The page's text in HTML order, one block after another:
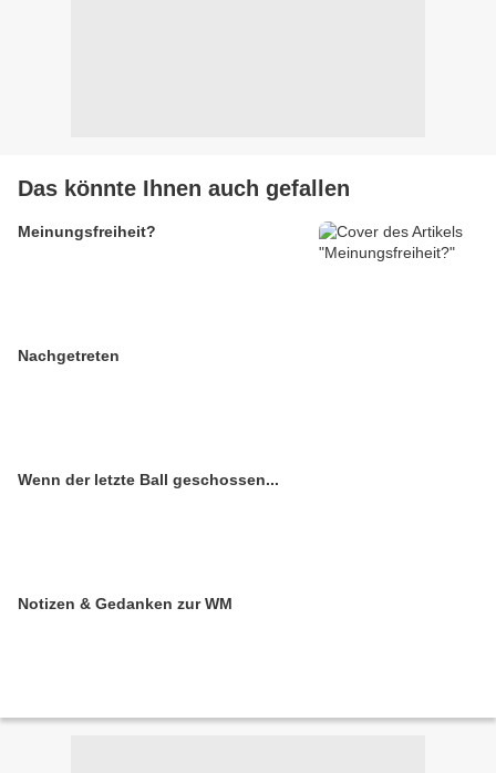
Das könnte Ihnen auch gefallen
Meinungsfreiheit?
Nachgetreten
Wenn der letzte Ball geschossen...
Notizen & Gedanken zur WM